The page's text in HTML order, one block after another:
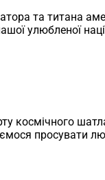
та титана
улюбленої
космічного
просувати